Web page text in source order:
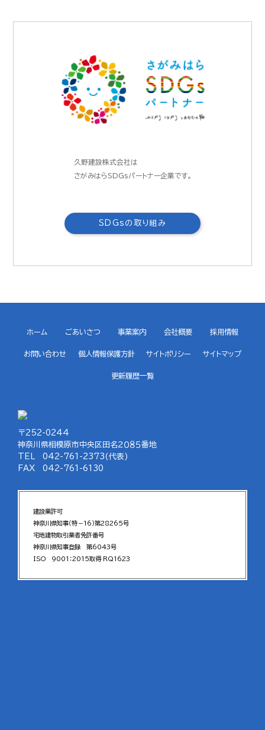
久野建設株式会社は
さがみはらSDGsパートナー企業です。
SDGsの取り組み
ホーム ごあいさつ 事業案内 会社概要 採用情報
お問い合わせ 個人情報保護方針 サイトポリシー サイトマップ
更新履歴一覧
〒252-0244
神奈川県相模原市中央区田名２０８５番地
TEL 042-761-2373(代表)
FAX 042-761-6130
建設業許可
神奈川県知事（特－16）第28265号
宅地建物取引業者免許番号
神奈川県知事登録 第6043号
ISO 9001：2015取得 RQ1623